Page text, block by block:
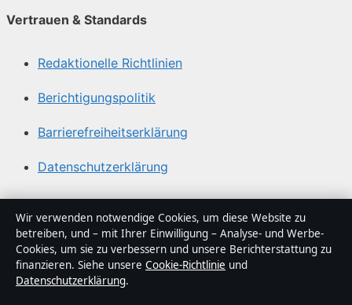
Vertrauen & Standards
Redaktionelle Richtlinien
Berichtigungspolitik
Barrierefreiheitserklärung
Datenschutzerklärung
Über Tageslage in Kürze
Tageslage ist ein unabhängiger digitaler
Nachrichtenanbieter mit Fokus auf Politik, Wirtschaft,
Technik und Gesellschaft in Deutschland. Jeder Artikel
Wir verwenden notwendige Cookies, um diese Website zu
betreiben, und – mit Ihrer Einwilligung – Analyse- und Werbe-
Cookies, um sie zu verbessern und unsere Berichterstattung zu
finanzieren. Siehe unsere Cookie-Richtlinie und
Datenschutzerklärung.